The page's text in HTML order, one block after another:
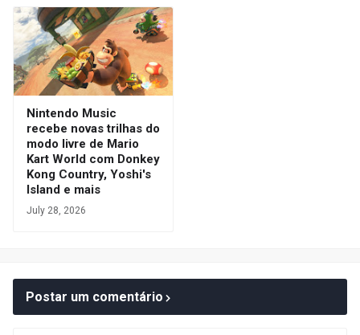
Nintendo Music
recebe novas trilhas do
modo livre de Mario
Kart World com Donkey
Kong Country, Yoshi's
Island e mais
July 28, 2026
Postar um comentário